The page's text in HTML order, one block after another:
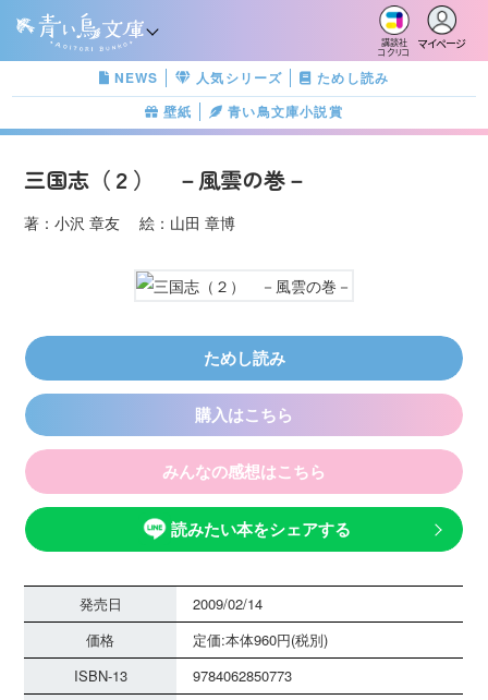
講談社
コクリコ
マイページ
NEWS 人気シリーズ
ためし読み
壁紙
青い鳥文庫小説賞
三国志（２） －風雲の巻－
著：小沢 章友 絵：山田 章博
ためし読み
購入はこちら
みんなの感想はこちら
読みたい本をシェアする
発売日
2009/02/14
価格
定価:本体960円(税別)
ISBN-13
9784062850773